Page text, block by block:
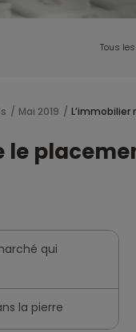
Tous
Mai 2019
le
qui
la pierre